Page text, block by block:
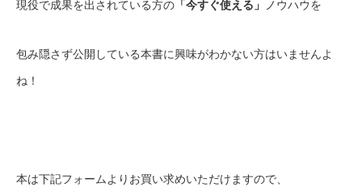
現役で成果を出されている方の 「今すぐ使える」 ノウハウを
包み隠さず公開している本書に興味がわかない方はいませんよ
ね！
本は下記フォームよりお買い求めいただけますので、